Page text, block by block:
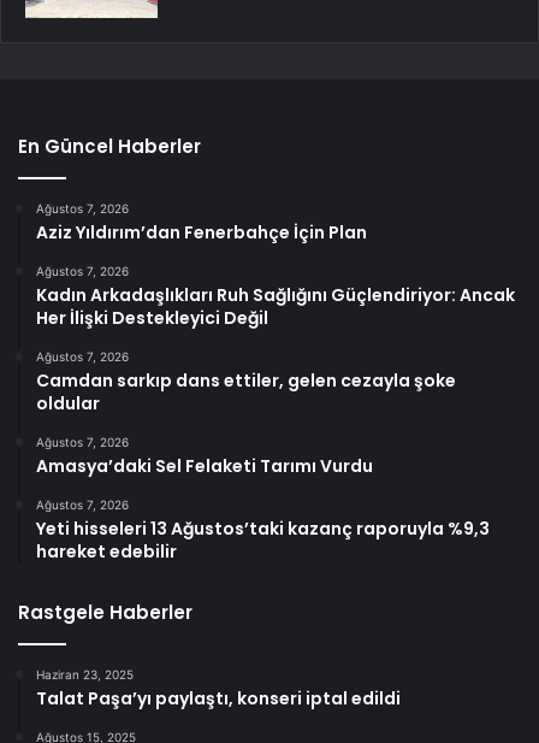
En Güncel Haberler
Ağustos 7, 2026
Aziz Yıldırım’dan Fenerbahçe İçin Plan
Ağustos 7, 2026
Kadın Arkadaşlıkları Ruh Sağlığını Güçlendiriyor: Ancak
Her İlişki Destekleyici Değil
Ağustos 7, 2026
Camdan sarkıp dans ettiler, gelen cezayla şoke
oldular
Ağustos 7, 2026
Amasya’daki Sel Felaketi Tarımı Vurdu
Ağustos 7, 2026
Yeti hisseleri 13 Ağustos’taki kazanç raporuyla %9,3
hareket edebilir
Rastgele Haberler
Haziran 23, 2025
Talat Paşa’yı paylaştı, konseri iptal edildi
Ağustos 15, 2025